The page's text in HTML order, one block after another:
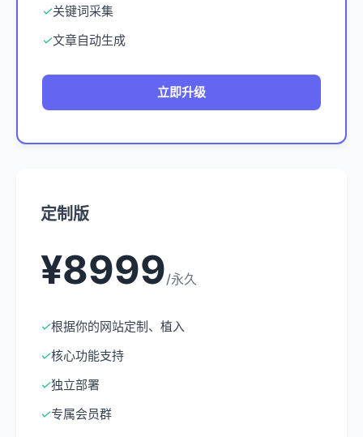
✓关键词采集
✓文章自动生成
立即升级
定制版
¥8999/永久
✓根据你的网站定制、植入
✓核心功能支持
✓独立部署
✓专属会员群